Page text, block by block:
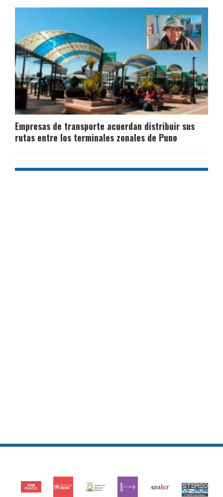
Empresas de transporte acuerdan distribuir sus
rutas entre los terminales zonales de Puno